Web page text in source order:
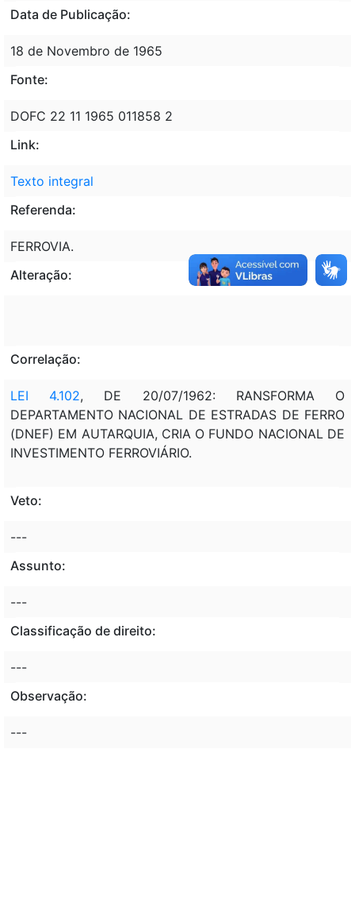
Data de Publicação:
18 de Novembro de 1965
Fonte:
DOFC 22 11 1965 011858 2
Link:
Texto integral
Referenda:
FERROVIA.
Alteração:
Correlação:
LEI 4.102, DE 20/07/1962: RANSFORMA O
DEPARTAMENTO NACIONAL DE ESTRADAS DE FERRO
(DNEF) EM AUTARQUIA, CRIA O FUNDO NACIONAL DE
INVESTIMENTO FERROVIÁRIO.
Veto:
---
Assunto:
---
Classificação de direito:
---
Observação:
---